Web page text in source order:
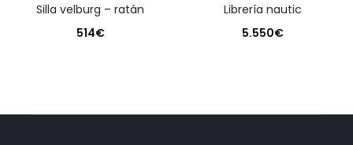
silla velburg – ratán
514€
librería nautic
5.550€